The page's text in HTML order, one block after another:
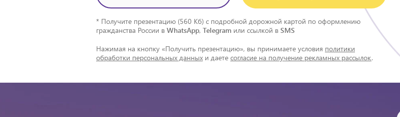
* Получите презентацию (560 Кб) с подробной дорожной картой по оформлению
гражданства России в WhatsApp, Telegram или ссылкой в SMS
Нажимая на кнопку «Получить презентацию», вы принимаете условия политики
обработки персональных данных и даете согласие на получение рекламных рассылок.